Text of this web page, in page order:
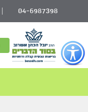
כפתור
לפתיחת
תפריט
נגישות
04-6987398